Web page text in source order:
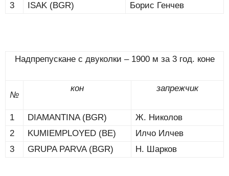
3
ISAK (BGR) Борис Генчев
Надпрепускане с двуколки – 1900 м за 3 год. коне
№
кон запрежчик
1 DIAMANTINA (BGR)
Ж. Николов
2
KUMIEMPLOYED (BE)
Илчо Илчев
3
GRUPA PARVA (BGR) Н. Шарков